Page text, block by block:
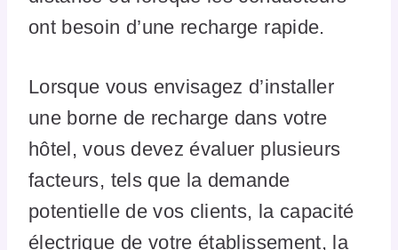
ont besoin d’une recharge rapide.
Lorsque vous envisagez d’installer
une borne de recharge dans votre
hôtel, vous devez évaluer plusieurs
facteurs, tels que la demande
potentielle de vos clients, la capacité
électrique de votre établissement, la